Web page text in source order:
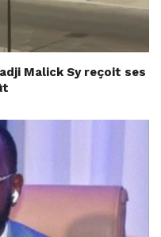
Malick Sy reçoit ses